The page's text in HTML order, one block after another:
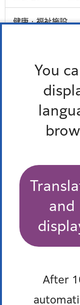
You
and
After
健康・福祉施設